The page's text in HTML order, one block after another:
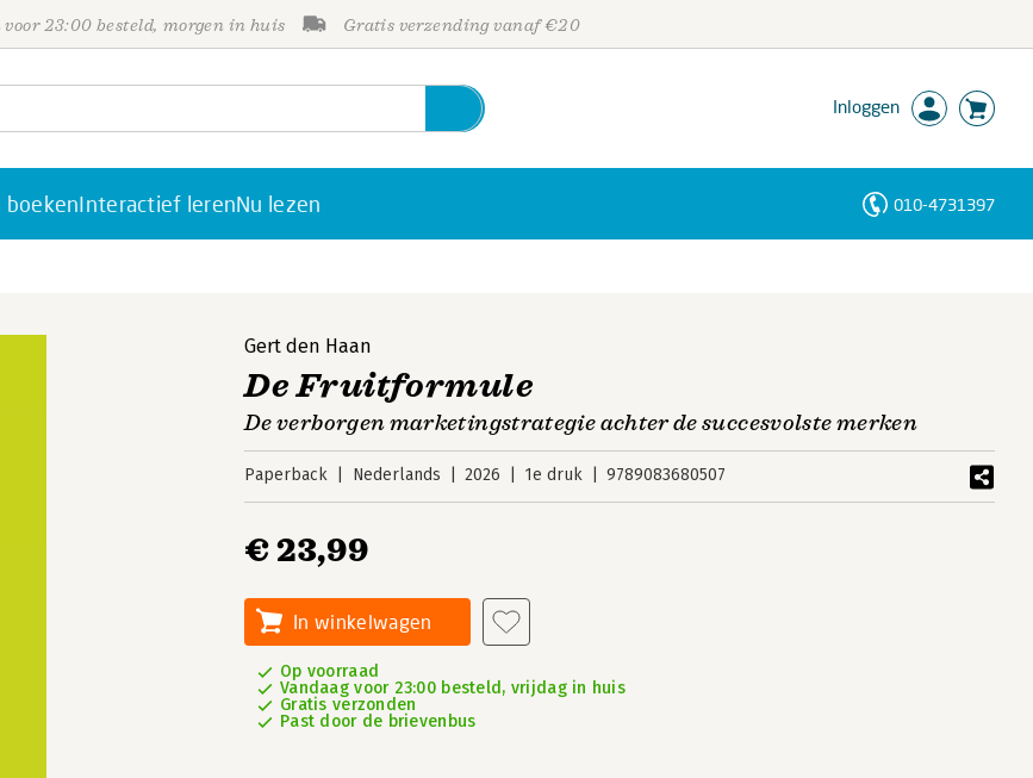
voor 23:00 besteld, morgen in huis Gratis verzending vanaf €20
Inloggen
boekenInteractief lerenNu lezen 010-4731397
Gert den Haan
De Fruitformule
De verborgen marketingstrategie achter de succesvolste merken
Paperback Nederlands 2026 1e druk 9789083680507
€ 23,99
In winkelwagen
Op voorraad
Vandaag voor 23:00 besteld, vrijdag in huis
Gratis verzonden
Past door de brievenbus
Personen